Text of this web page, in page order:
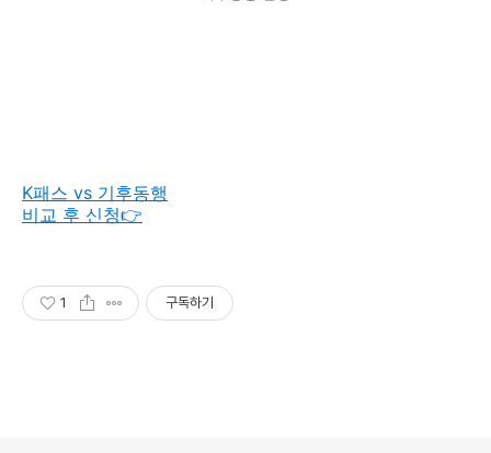
K패스 vs 기후동행
비교 후 신청👉
1 구독하기